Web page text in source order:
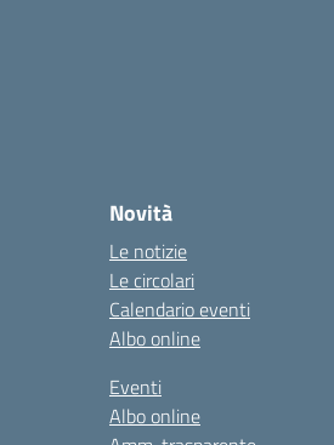
Novità
Le notizie
Le circolari
Calendario eventi
Albo online
Eventi
Albo online